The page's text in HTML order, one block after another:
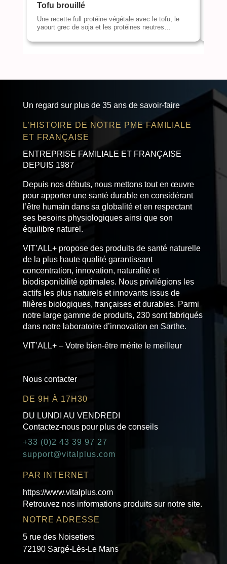
Tofu brouillé
Une recette full protéine végétale avec le tofu, le
yaourt grec de soja et les protéines neutres…
Un regard sur plus de 35 ans de savoir-faire
L’HISTOIRE DE NOTRE PME FAMILIALE
ET FRANÇAISE
ENTREPRISE FAMILIALE ET FRANÇAISE
DEPUIS 1987
Depuis nos débuts, nous mettons tout en œuvre
pour apporter une santé durable en considérant
l’être humain dans sa globalité et en respectant
ses besoins physiologiques ainsi que son
équilibre naturel.
VIT’ALL+ propose des produits de santé naturelle
de la plus haute qualité garantissant
concentration, innovation, naturalité et
biodisponibilité optimales. Nous privilégions les
actifs les plus naturels et innovants issus de
filières biologiques, françaises et durables. Parmi
notre large gamme de produits, 230 sont fabriqués
dans notre laboratoire d’innovation en Sarthe.
VIT’ALL+ – Votre bien-être mérite le meilleur
Nous contacter
DE 9H À 17H30
DU LUNDI AU VENDREDI
Contactez-nous pour plus de conseils
+33 (0)2 43 39 97 27
support@vitalplus.com
PAR INTERNET
https://www.vitalplus.com
Retrouvez nos informations produits sur notre site.
NOTRE ADRESSE
5 rue des Noisetiers
72190 Sargé-Lès-Le Mans